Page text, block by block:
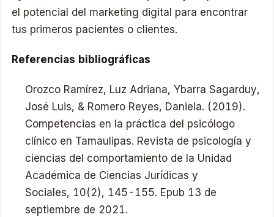
el potencial del marketing digital para encontrar
tus primeros pacientes o clientes.
Referencias bibliográficas
Orozco Ramírez, Luz Adriana, Ybarra Sagarduy,
José Luis, & Romero Reyes, Daniela. (2019).
Competencias en la práctica del psicólogo
clínico en Tamaulipas. Revista de psicología y
ciencias del comportamiento de la Unidad
Académica de Ciencias Jurídicas y
Sociales, 10(2), 145-155. Epub 13 de
septiembre de 2021.